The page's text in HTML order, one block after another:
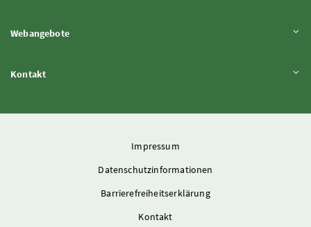
WebangeboteInhalt aufklappen
KontaktInhalt aufklappen
Impressum
Datenschutzinformationen
Barrierefreiheitserklärung
Kontakt